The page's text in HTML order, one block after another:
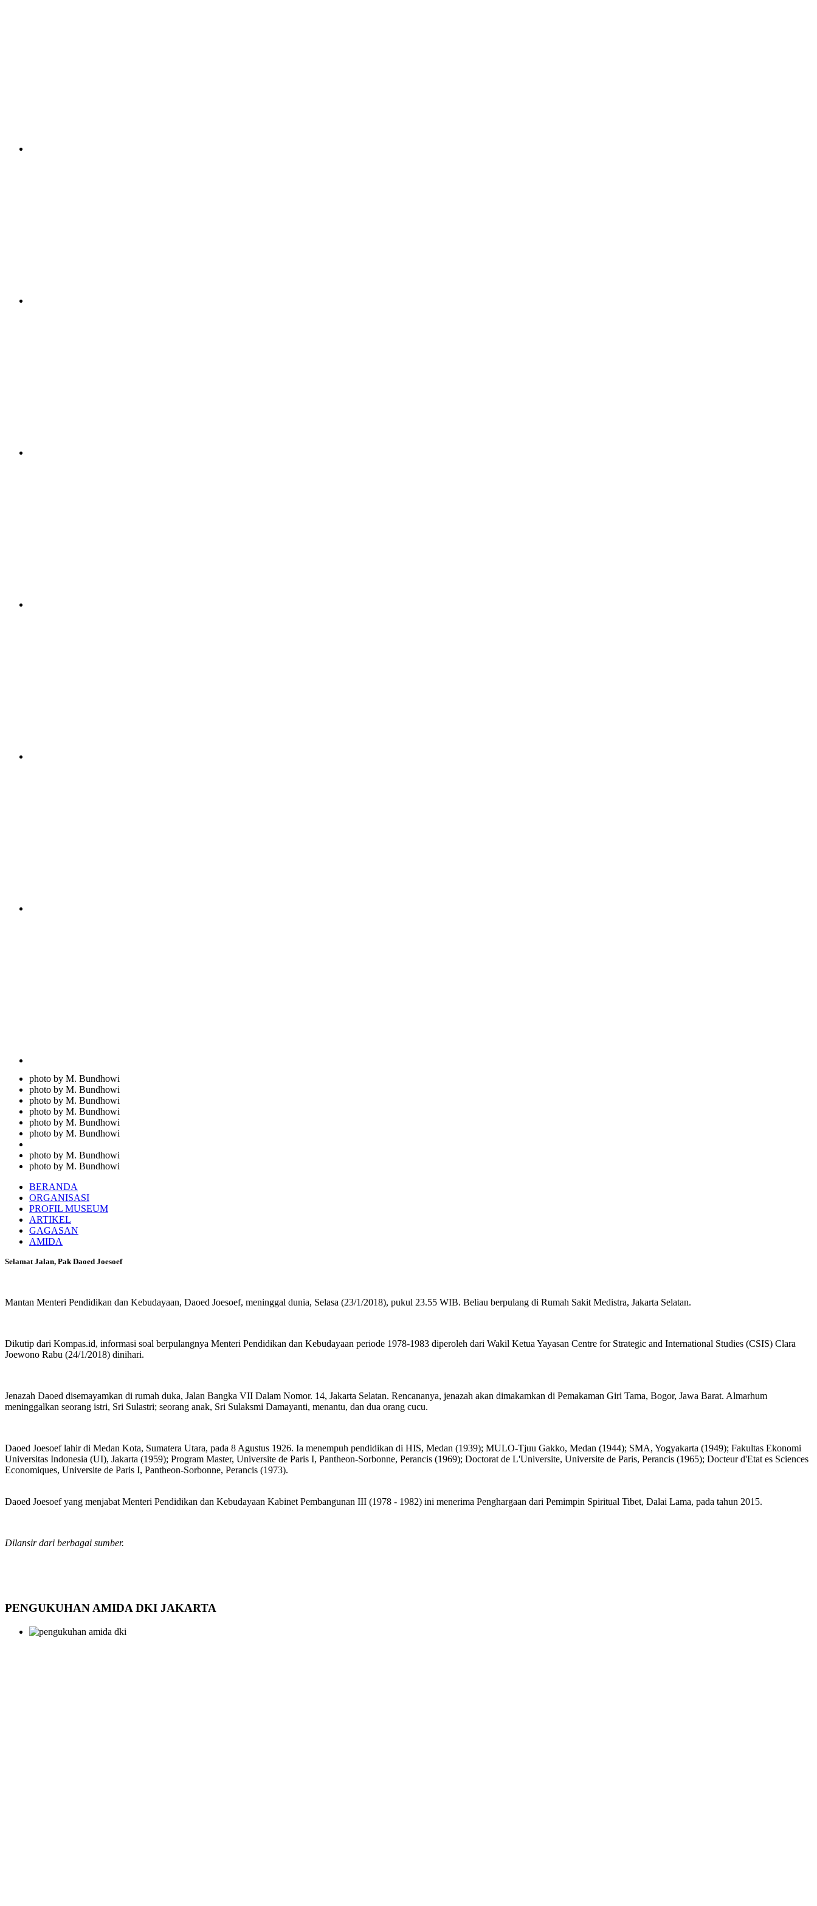
photo by M. Bundhowi
photo by M. Bundhowi
photo by M. Bundhowi
photo by M. Bundhowi
photo by M. Bundhowi
photo by M. Bundhowi
photo by M. Bundhowi
photo by M. Bundhowi
BERANDA
ORGANISASI
PROFIL MUSEUM
ARTIKEL
GAGASAN
AMIDA
Selamat Jalan, Pak Daoed Joesoef
Mantan Menteri Pendidikan dan Kebudayaan, Daoed Joesoef, meninggal dunia, Selasa (23/1/2018), pukul 23.55 WIB. Beliau berpulang di Rumah Sakit Medistra, Jakarta Selatan.
Dikutip dari Kompas.id, informasi soal berpulangnya Menteri Pendidikan dan Kebudayaan periode 1978-1983 diperoleh dari Wakil Ketua Yayasan Centre for Strategic and International Studies (CSIS) Clara
Joewono Rabu (24/1/2018) dinihari.
Jenazah Daoed disemayamkan di rumah duka, Jalan Bangka VII Dalam Nomor. 14, Jakarta Selatan. Rencananya, jenazah akan dimakamkan di Pemakaman Giri Tama, Bogor, Jawa Barat. Almarhum
meninggalkan seorang istri, Sri Sulastri; seorang anak, Sri Sulaksmi Damayanti, menantu, dan dua orang cucu.
Daoed Joesoef lahir di Medan Kota, Sumatera Utara, pada 8 Agustus 1926. Ia menempuh pendidikan di HIS, Medan (1939); MULO-Tjuu Gakko, Medan (1944); SMA, Yogyakarta (1949); Fakultas Ekonomi
Universitas Indonesia (UI), Jakarta (1959); Program Master, Universite de Paris I, Pantheon-Sorbonne, Perancis (1969); Doctorat de L'Universite, Universite de Paris, Perancis (1965); Docteur d'Etat es Sciences
Economiques, Universite de Paris I, Pantheon-Sorbonne, Perancis (1973).
Daoed Joesoef yang menjabat Menteri Pendidikan dan Kebudayaan Kabinet Pembangunan III (1978 - 1982) ini menerima Penghargaan dari Pemimpin Spiritual Tibet, Dalai Lama, pada tahun 2015.
Dilansir dari berbagai sumber.
PENGUKUHAN AMIDA DKI JAKARTA